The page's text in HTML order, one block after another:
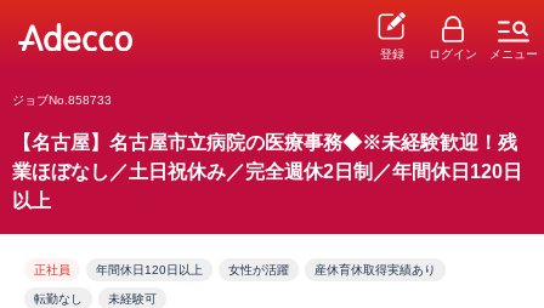
登録 ログイン メニュー
ジョブNo.858733
【名古屋】名古屋市立病院の医療事務◆※未経験歓迎！残
業ほぼなし／土日祝休み／完全週休2日制／年間休日120日
以上
正社員 年間休日120日以上 女性が活躍 産休育休取得実績あり
転勤なし 未経験可